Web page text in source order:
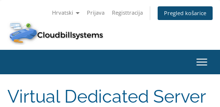
Hrvatski Prijava Registtracija Pregled košarice
Virtual Dedicated Server